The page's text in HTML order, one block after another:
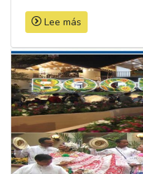
Lee más